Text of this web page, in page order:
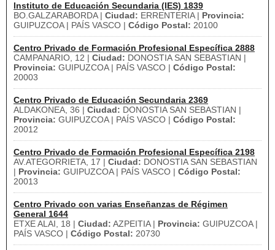
Instituto de Educación Secundaria (IES) 1839
BO.GALZARABORDA | Ciudad: ERRENTERIA | Provincia:
GUIPUZCOA | PAÍS VASCO | Código Postal: 20100
Centro Privado de Formación Profesional Específica 2888
CAMPANARIO, 12 | Ciudad: DONOSTIA SAN SEBASTIAN |
Provincia: GUIPUZCOA | PAÍS VASCO | Código Postal:
20003
Centro Privado de Educación Secundaria 2369
ALDAKONEA, 36 | Ciudad: DONOSTIA SAN SEBASTIAN |
Provincia: GUIPUZCOA | PAÍS VASCO | Código Postal:
20012
Centro Privado de Formación Profesional Específica 2198
AV.ATEGORRIETA, 17 | Ciudad: DONOSTIA SAN SEBASTIAN
| Provincia: GUIPUZCOA | PAÍS VASCO | Código Postal:
20013
Centro Privado con varias Enseñanzas de Régimen
General 1644
ETXE ALAI, 18 | Ciudad: AZPEITIA | Provincia: GUIPUZCOA |
PAÍS VASCO | Código Postal: 20730